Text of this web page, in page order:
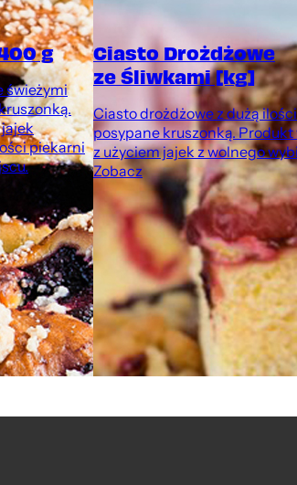
g
świeżymi
piekarni
Ciasto Drożdżowe
ze Śliwkami [kg]
Ciasto drożdżowe z dużą
posypane kruszonką.
z użyciem jajek z wolnego
Zobacz